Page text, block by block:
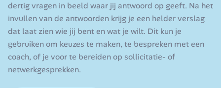
dertig vragen in beeld waar jij antwoord op geeft. Na het
invullen van de antwoorden krijg je een helder verslag
dat laat zien wie jij bent en wat je wilt. Dit kun je
gebruiken om keuzes te maken, te bespreken met een
coach, of je voor te bereiden op sollicitatie- of
netwerkgesprekken.